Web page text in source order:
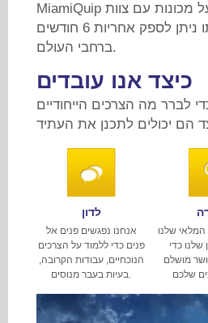
MiamiQuip יש גם אפשרות זמינה לביצוע שעת האפס מחדש על מכונות עם צוות
מלא של מכניקת המפעל מאומנים מה שהופך אותו ניתן לספק אחריות 6 חודשים
ברחבי העולם.
כיצד אנו עובדים
לברר מה הצרכים הייחודיים
לדון
אנחנו נפגשים פנים אל
פנים כדי ללמוד על הצרכים
הנוכחיים, עבודות הקרובה,
בעיות בעבר מנוסים.
המלאי שלנו
שלנו כדי
מושלם